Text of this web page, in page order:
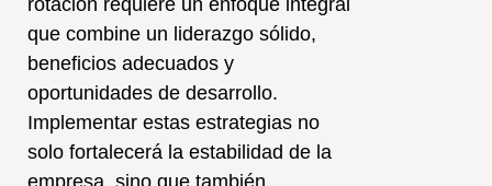
rotación requiere un enfoque integral
que combine un liderazgo sólido,
beneficios adecuados y
oportunidades de desarrollo.
Implementar estas estrategias no
solo fortalecerá la estabilidad de la